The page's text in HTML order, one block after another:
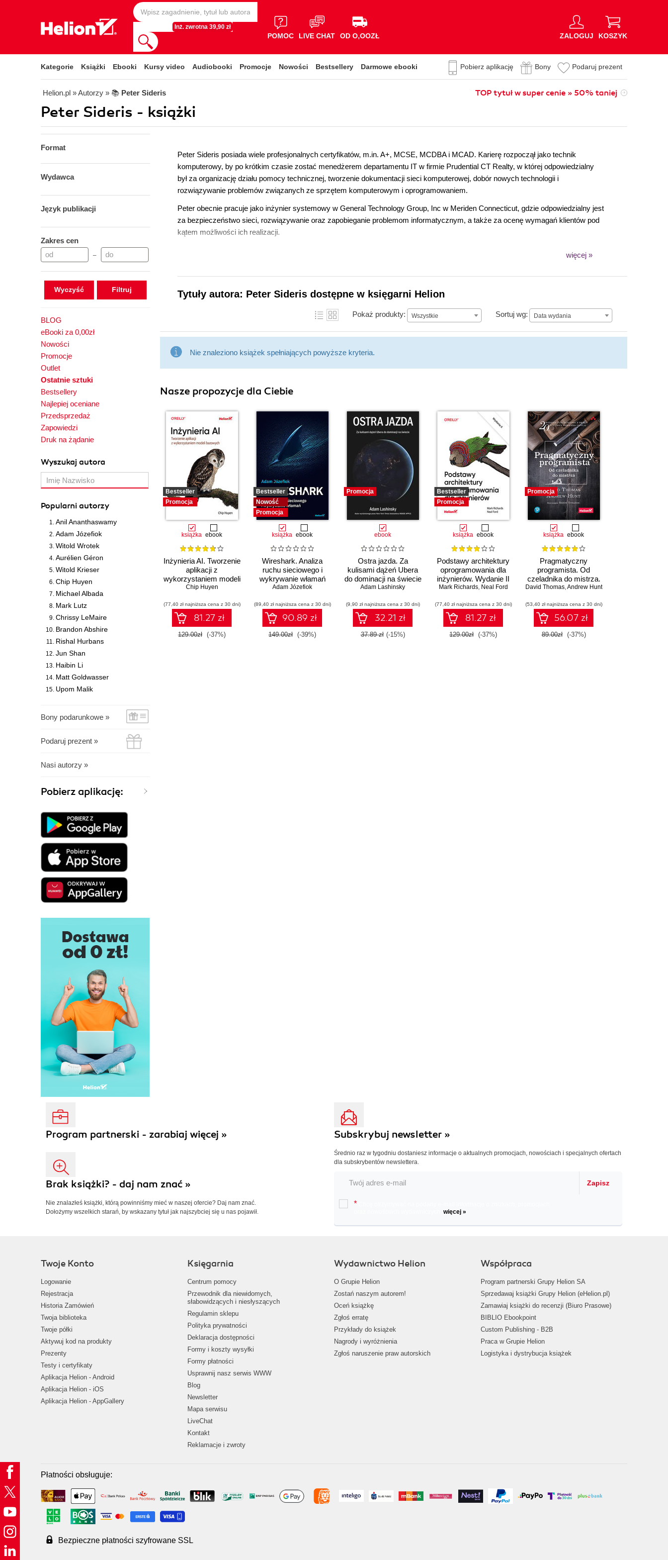
Inż. zwrotna 39,90 zł
POMOC LIVE CHAT OD O,OOZŁ ZALOGUJ KOSZYK
Kategorie Książki Ebooki Kursy video Audiobooki Promocje Nowości Bestsellery Darmowe ebooki Pobierz aplikację Bony Podaruj prezent
Helion.pl » Autorzy » 📚 Peter Sideris TOP tytuł w super cenie » 50% taniej
Peter Sideris - książki
Format
Wydawca
Język publikacji
Zakres cen
–
Wyczyść
BLOG
eBooki za 0,00zł
Nowości
Promocje
Outlet
Ostatnie sztuki
Bestsellery
Najlepiej oceniane
Przedsprzedaż
Zapowiedzi
Druk na żądanie
Wyszukaj autora
Popularni autorzy
Anil Ananthaswamy
Adam Józefiok
Witold Wrotek
Aurélien Géron
Witold Krieser
Chip Huyen
Michael Albada
Mark Lutz
Chrissy LeMaire
Brandon Abshire
Rishal Hurbans
Jun Shan
Haibin Li
Matt Goldwasser
Upom Malik
Bony podarunkowe »
Podaruj prezent »
Nasi autorzy »
Pobierz aplikację:
Peter Sideris posiada wiele profesjonalnych certyfikatów, m.in. A+, MCSE, MCDBA i MCAD. Karierę rozpoczął jako technik
komputerowy, by po krótkim czasie zostać menedżerem departamentu IT w firmie Prudential CT Realty, w której odpowiedzialny
był za organizację działu pomocy technicznej, tworzenie dokumentacji sieci komputerowej, dobór nowych technologii i
rozwiązywanie problemów związanych ze sprzętem komputerowym i oprogramowaniem.
Peter obecnie pracuje jako inżynier systemowy w General Technology Group, Inc w Meriden Connecticut, gdzie odpowiedzialny jest
za bezpieczeństwo sieci, rozwiązywanie oraz zapobieganie problemom informatycznym, a także za ocenę wymagań klientów pod
kątem możliwości ich realizacji.
więcej »
Tytuły autora: Peter Sideris dostępne w księgarni Helion
Pokaż produkty: Wszystkie Sortuj wg: Data wydania
Data wydania
Nie znaleziono książek spełniających powyższe kryteria.
Nasze propozycje dla Ciebie
Bestseller
Promocja
książka ebook
Inżynieria AI. Tworzenie
aplikacji z
wykorzystaniem modeli
bazowych
Chip Huyen
(77,40 zł najniższa cena z 30 dni)
81.27 zł
129.00zł (-37%)
Bestseller
Nowość
Promocja
książka ebook
Wireshark. Analiza
ruchu sieciowego i
wykrywanie włamań
Adam Józefiok
(89,40 zł najniższa cena z 30 dni)
90.89 zł
149.00zł (-39%)
Promocja
ebook
Ostra jazda. Za
kulisami dążeń Ubera
do dominacji na świecie
Adam Lashinsky
(9,90 zł najniższa cena z 30 dni)
32.21 zł
37.89 zł (-15%)
Bestseller
Promocja
książka ebook
Podstawy architektury
oprogramowania dla
inżynierów. Wydanie II
Mark Richards, Neal Ford
(77,40 zł najniższa cena z 30 dni)
81.27 zł
129.00zł (-37%)
Promocja
książka ebook
Pragmatyczny
programista. Od
czeladnika do mistrza.
Wydanie II
David Thomas,Andrew Hunt
(53,40 zł najniższa cena z 30 dni)
56.07 zł
89.00zł (-37%)
Program partnerski - zarabiaj więcej »
Brak książki? - daj nam znać »
Nie znalazłeś książki, którą powinniśmy mieć w naszej ofercie? Daj nam znać.
Dołożymy wszelkich starań, by wskazany tytuł jak najszybciej się u nas pojawił.
Subskrybuj newsletter »
Średnio raz w tygodniu dostaniesz informacje o aktualnych promocjach, nowościach i specjalnych ofertach
dla subskrybentów newslettera.
Zapisz
*
więcej »
Twoje Konto
Logowanie
Rejestracja
Historia Zamówień
Twoja biblioteka
Twoje półki
Aktywuj kod na produkty
Prezenty
Testy i certyfikaty
Aplikacja Helion - Android
Aplikacja Helion - iOS
Aplikacja Helion - AppGallery
Księgarnia
Centrum pomocy
Przewodnik dla niewidomych,
słabowidzących i niesłyszących
Regulamin sklepu
Polityka prywatności
Deklaracja dostępności
Formy i koszty wysyłki
Formy płatności
Usprawnij nasz serwis WWW
Blog
Newsletter
Mapa serwisu
LiveChat
Kontakt
Reklamacje i zwroty
Wydawnictwo Helion
O Grupie Helion
Zostań naszym autorem!
Oceń książkę
Zgłoś erratę
Przykłady do książek
Nagrody i wyróżnienia
Zgłoś naruszenie praw autorskich
Współpraca
Program partnerski Grupy Helion SA
Sprzedawaj książki Grupy Helion (eHelion.pl)
Zamawiaj książki do recenzji (Biuro Prasowe)
BIBLIO Ebookpoint
Custom Publishing - B2B
Praca w Grupie Helion
Logistyka i dystrybucja książek
Płatności obsługuje:
Bezpieczne płatności szyfrowane SSL